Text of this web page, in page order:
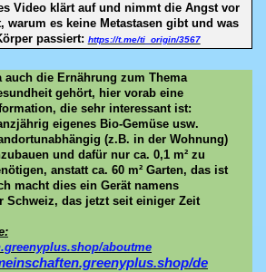
Video klärt auf und nimmt die Angst vor
warum es keine Metastasen gibt und was
passiert: https://t.me/ti_origin/3567
auch die Ernährung zum Thema
gehört, hier vorab eine
die sehr interessant ist:
eigenes Bio-Gemüse usw.
(z.B. in der Wohnung)
und dafür nur ca. 0,1 m² zu
anstatt ca. 60 m² Garten, das ist
macht dies ein Gerät namens
Schweiz, das jetzt seit einiger Zeit
aboutme
de